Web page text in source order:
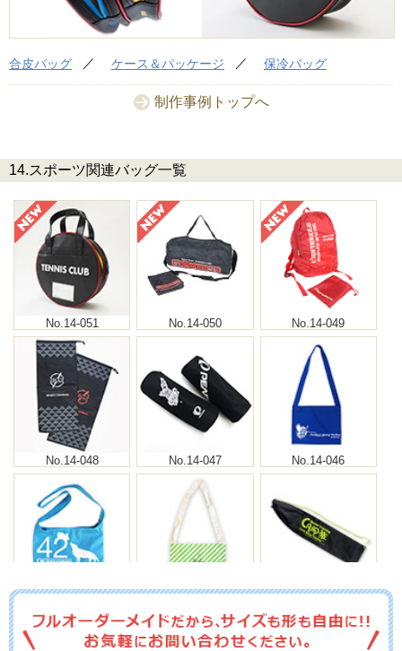
合皮バッグ ケース＆パッケージ 保冷バッグ
制作事例トップへ
14.スポーツ関連バッグ一覧
No.14-051 No.14-050 No.14-049
No.14-048 No.14-047 No.14-046
No.14-045 No.14-044 No.14-043